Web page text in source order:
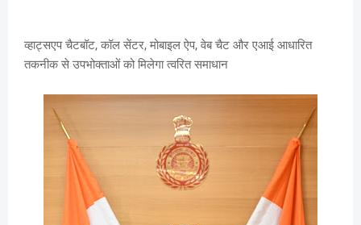
व्हाट्सएप चैटबॉट, कॉल सेंटर, मोबाइल ऐप, वेब चैट और एआई आधारित
तकनीक से उपभोक्ताओं को मिलेगा त्वरित समाधान